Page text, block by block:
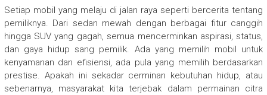
Setiap mobil yang melaju di jalan raya seperti bercerita tentang
pemiliknya. Dari sedan mewah dengan berbagai fitur canggih
hingga SUV yang gagah, semua mencerminkan aspirasi, status,
dan gaya hidup sang pemilik. Ada yang memilih mobil untuk
kenyamanan dan efisiensi, ada pula yang memilih berdasarkan
prestise. Apakah ini sekadar cerminan kebutuhan hidup, atau
sebenarnya, masyarakat kita terjebak dalam permainan citra